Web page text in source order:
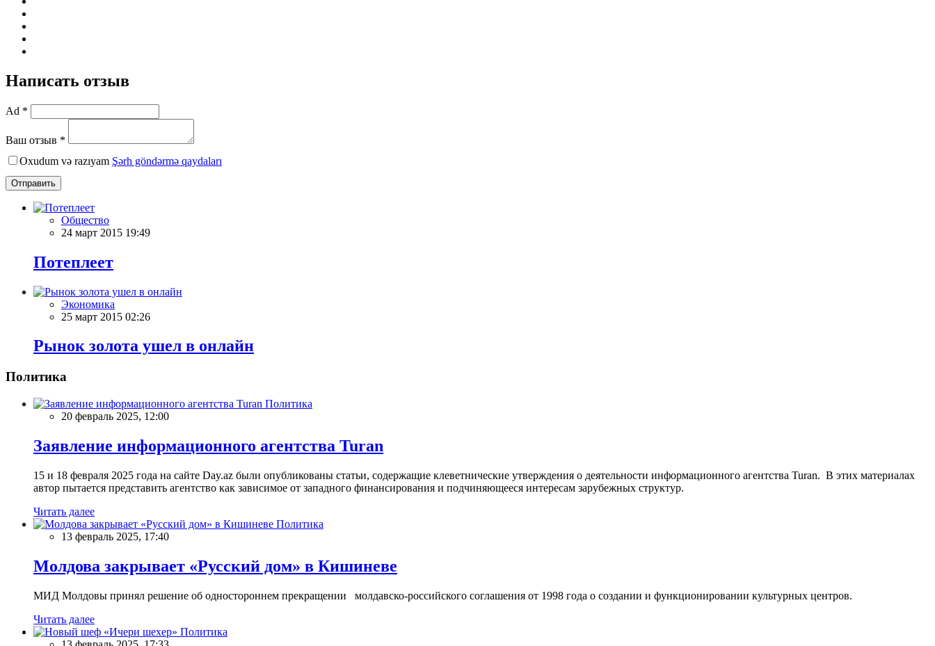
Написать отзыв
Ad *
Ваш отзыв *
Oxudum və razıyam Şərh göndərmə qaydaları
Отправить
Общество
24 март 2015 19:49
Потеплеет
Экономика
25 март 2015 02:26
Рынок золота ушел в онлайн
Политика
Политика
20 февраль 2025, 12:00
Заявление информационного агентства Turan
15 и 18 февраля 2025 года на сайте Day.az были опубликованы статьи, содержащие клеветнические утверждения о деятельности информационного агентства Turan. В этих материалах
автор пытается представить агентство как зависимое от западного финансирования и подчиняющееся интересам зарубежных структур.
Читать далее
Политика
13 февраль 2025, 17:40
Молдова закрывает «Русский дом» в Кишиневе
МИД Молдовы принял решение об одностороннем прекращении молдавско-российского соглашения от 1998 года о создании и функционировании культурных центров.
Читать далее
Политика